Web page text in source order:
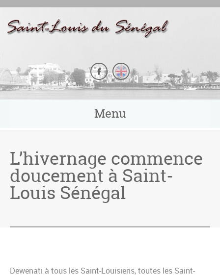
Menu
L’hivernage commence
doucement à Saint-
Louis Sénégal
Dewenati à tous les Saint-Louisiens, toutes les Saint-
Panneau de gestion des cookies